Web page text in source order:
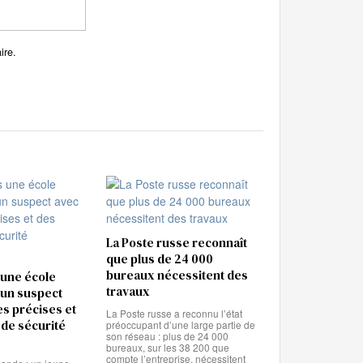
école
suspect
précises et
sécurité
La Poste russe reconnaît
que plus de 24 000
bureaux nécessitent des
travaux
La Poste russe a reconnu l’état
préoccupant d’une large partie de
son réseau : plus de 24 000
bureaux, sur les 38 200 que
compte l’entreprise, nécessitent